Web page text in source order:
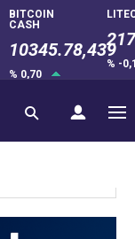
BITCOIN
CASH
10345.78,439
% 0,70
% -